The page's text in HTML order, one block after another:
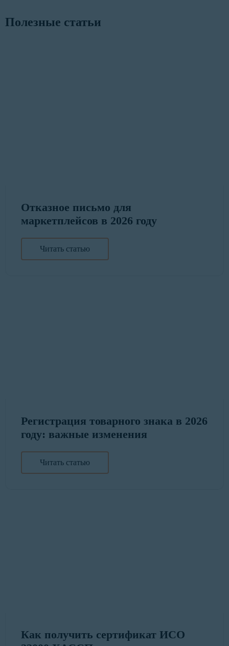
Полезные статьи
Отказное письмо для
маркетплейсов в 2026 году
Читать статью
Регистрация товарного знака в 2026
году: важные изменения
Читать статью
Как получить сертификат ИСО